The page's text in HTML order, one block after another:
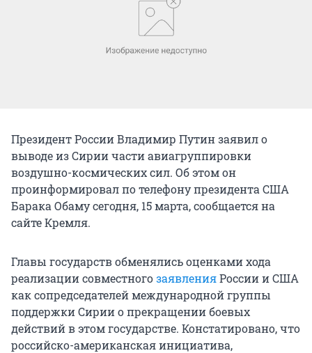
Президент России Владимир Путин заявил о
выводе из Сирии части авиагруппировки
воздушно-коcмических сил. Об этом он
проинформировал по телефону президента США
Барака Обаму сегодня, 15 марта, сообщается на
сайте Кремля.
Главы государств обменялись оценками хода
реализации cовместногозаявленияРоссии и США
как сопредседателей международной группы
поддержки Сирии о прекращении боевых
действий в этом государстве. Констатировано, что
российско-американская инициатива,